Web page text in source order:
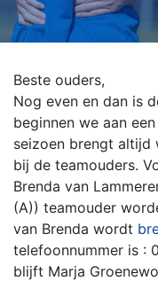
Beste ouders,
Nog even en dan is
beginnen we aan
seizoen brengt altijd
bij de teamouders.
Brenda van
(A)) teamouder
van Brenda wordt
telefoonnummer is :
blijft Marja